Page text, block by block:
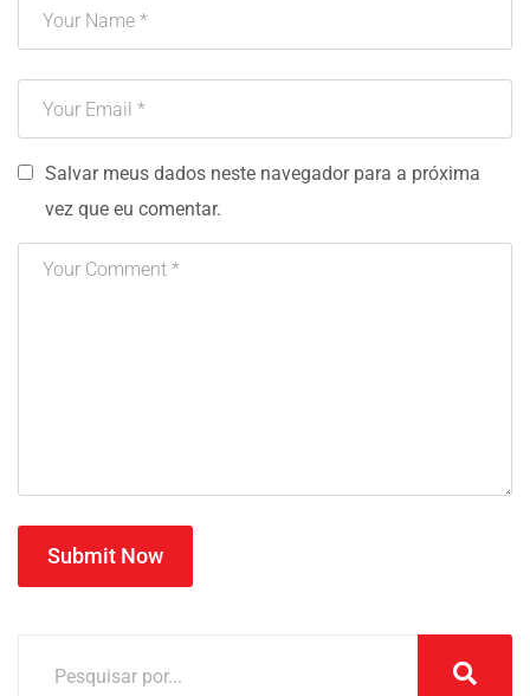
Salvar meus dados neste navegador para a próxima
vez que eu comentar.
Submit Now